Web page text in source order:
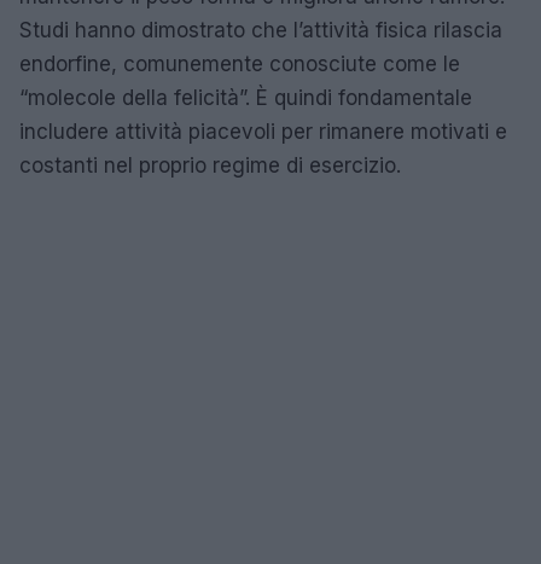
Studi hanno dimostrato che l’attività fisica rilascia
endorfine, comunemente conosciute come le
“molecole della felicità”. È quindi fondamentale
includere attività piacevoli per rimanere motivati e
costanti nel proprio regime di esercizio.